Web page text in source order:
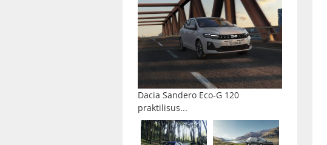
Dacia Sandero Eco-G 120
praktilisus...